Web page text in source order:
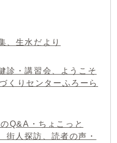
、生水だより
診・講習会、ようこそ
くりセンターふろーら
Q&A・ちょこっと
街人探訪、読者の声・